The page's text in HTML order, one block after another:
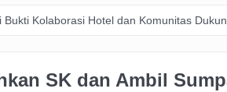
Hotel dan Komunitas Dukung Aksi Sosial di
SK dan Ambil